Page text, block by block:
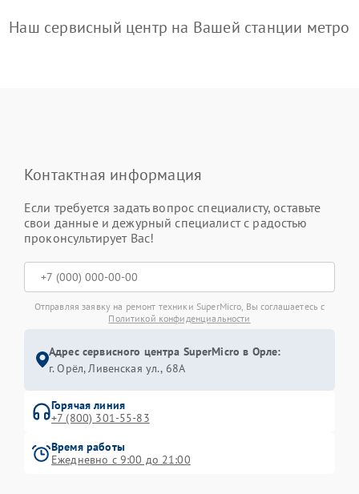
Наш сервисный центр на Вашей станции метро
Контактная информация
Если требуется задать вопрос специалисту, оставьте
свои данные и дежурный специалист с радостью
проконсультирует Вас!
Отправляя заявку на ремонт техники SuperMicro, Вы соглашаетесь с
Политикой конфиденциальности
Адрес сервисного центра SuperMicro в Орле:
г. Орёл, Ливенская ул., 68А
Горячая линия
+7 (800) 301-55-83
Время работы
Ежедневно с 9:00 до 21:00